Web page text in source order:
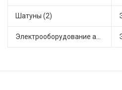
Шатуны (2)
Электрооборудование автомобилей (18)